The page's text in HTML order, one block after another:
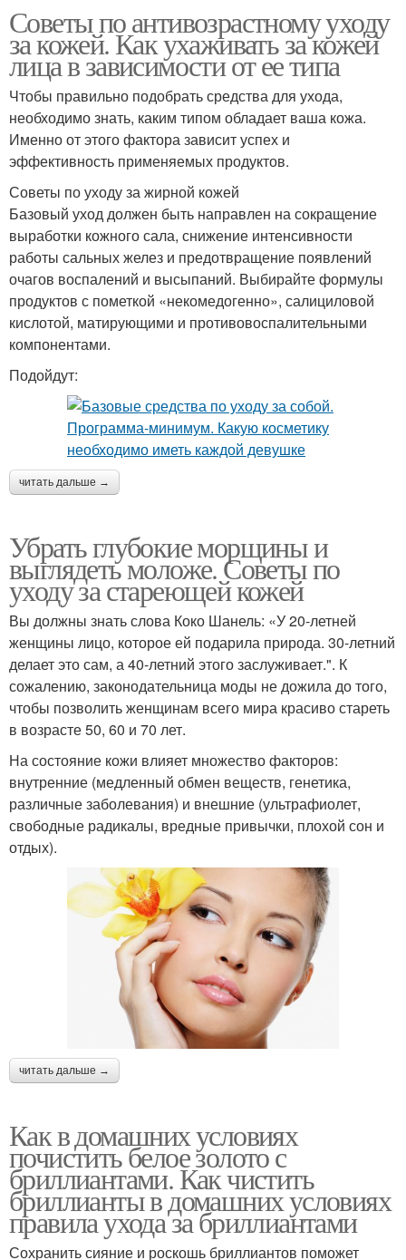
Советы по антивозрастному уходу
за кожей. Как ухаживать за кожей
лица в зависимости от ее типа
Чтобы правильно подобрать средства для ухода,
необходимо знать, каким типом обладает ваша кожа.
Именно от этого фактора зависит успех и
эффективность применяемых продуктов.
Советы по уходу за жирной кожей
Базовый уход должен быть направлен на сокращение
выработки кожного сала, снижение интенсивности
работы сальных желез и предотвращение появлений
очагов воспалений и высыпаний. Выбирайте формулы
продуктов с пометкой «некомедогенно», салициловой
кислотой, матирующими и противовоспалительными
компонентами.
Подойдут:
читать дальше →
Убрать глубокие морщины и
выглядеть моложе. Советы по
уходу за стареющей кожей
Вы должны знать слова Коко Шанель: «У 20-летней
женщины лицо, которое ей подарила природа. 30-летний
делает это сам, а 40-летний этого заслуживает.". К
сожалению, законодательница моды не дожила до того,
чтобы позволить женщинам всего мира красиво стареть
в возрасте 50, 60 и 70 лет.
На состояние кожи влияет множество факторов:
внутренние (медленный обмен веществ, генетика,
различные заболевания) и внешние (ультрафиолет,
свободные радикалы, вредные привычки, плохой сон и
отдых).
читать дальше →
Как в домашних условиях
почистить белое золото с
бриллиантами. Как чистить
бриллианты в домашних условиях
правила ухода за бриллиантами
Сохранить сияние и роскошь бриллиантов поможет